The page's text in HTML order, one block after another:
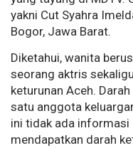
yakni Cut Syahra
Bogor, Jawa Barat.
Diketahui, wanita
seorang aktris
keturunan Aceh.
satu anggota
ini tidak ada informasi
mendapatkan darah